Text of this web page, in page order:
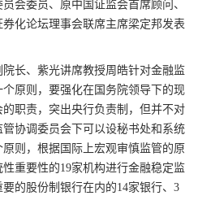
会委员、原中国证监会首席顾问、
化论坛理事会联席主席梁定邦发表
长、紫光讲席教授周皓针对金融监
原则，要强化在国务院领导下的现
职责，突出央行负责制，但并不对
协调委员会下可以设秘书处和系统
则，根据国际上宏观审慎监管的原
重要性的19家机构进行金融稳定监
的股份制银行在内的14家银行、 3